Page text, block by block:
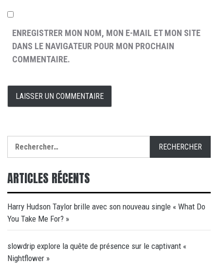
ENREGISTRER MON NOM, MON E-MAIL ET MON SITE
DANS LE NAVIGATEUR POUR MON PROCHAIN
COMMENTAIRE.
ARTICLES RÉCENTS
Harry Hudson Taylor brille avec son nouveau single « What Do
You Take Me For? »
slowdrip explore la quête de présence sur le captivant «
Nightflower »